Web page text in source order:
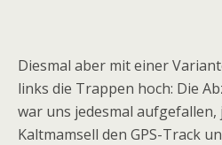
Diesmal aber mit einer
links die Trappen hoch: Die
war uns jedesmal
Kaltmamsell den GPS-Track